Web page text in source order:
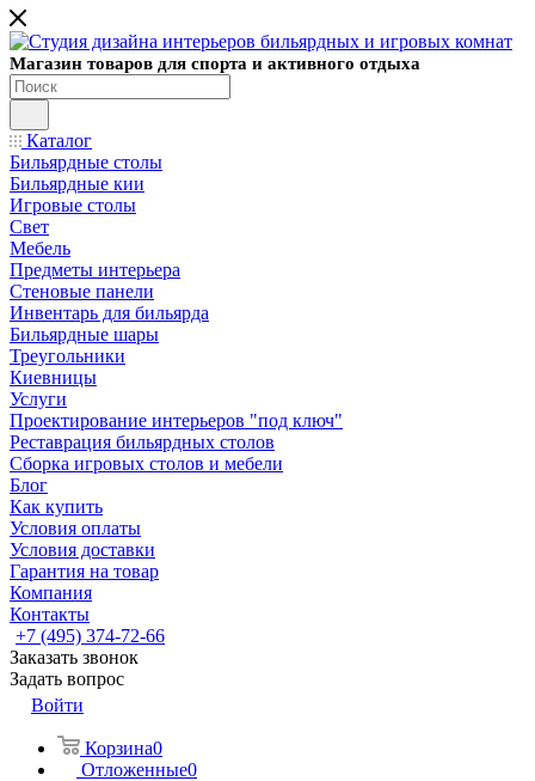
Магазин товаров для спорта и активного отдыха
Каталог
Бильярдные столы
Бильярдные кии
Игровые столы
Свет
Мебель
Предметы интерьера
Стеновые панели
Инвентарь для бильярда
Бильярдные шары
Треугольники
Киевницы
Услуги
Проектирование интерьеров "под ключ"
Реставрация бильярдных столов
Сборка игровых столов и мебели
Блог
Как купить
Условия оплаты
Условия доставки
Гарантия на товар
Компания
Контакты
+7 (495) 374-72-66
Заказать звонок
Задать вопрос
Войти
Корзина0
Отложенные0